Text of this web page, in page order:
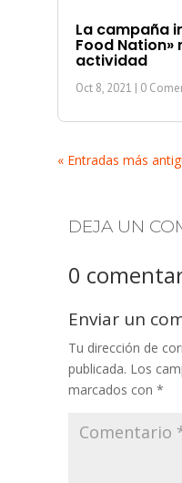
La campaña
Food Nation»
actividad
Oct 8, 2021 | 0
« Entradas más
DEJA UN
0
Enviar un
Tu dirección de
publicada. Los
marcados con *